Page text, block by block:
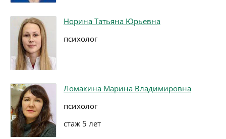
Норина Татьяна Юрьевна
психолог
Ломакина Марина Владимировна
психолог
стаж 5 лет